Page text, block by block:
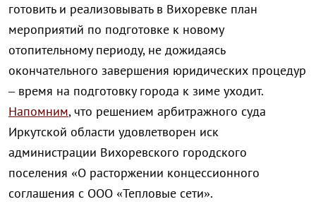
готовить и реализовывать в Вихоревке план
мероприятий по подготовке к новому
отопительному периоду, не дожидаясь
окончательного завершения юридических процедур
– время на подготовку города к зиме уходит.
Напомним, что решением арбитражного суда
Иркутской области удовлетворен иск
администрации Вихоревского городского
поселения «О расторжении концессионного
соглашения с ООО «Тепловые сети».